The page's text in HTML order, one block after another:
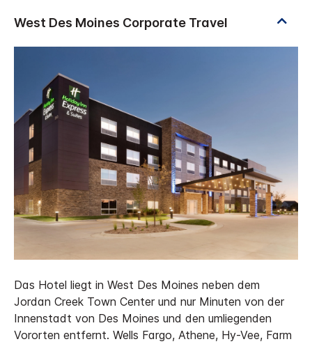
Das Hotel liegt in West Des Moines neben dem
Jordan Creek Town Center und nur Minuten von der
Innenstadt von Des Moines und den umliegenden
Vororten entfernt. Wells Fargo, Athene, Hy-Vee, Farm